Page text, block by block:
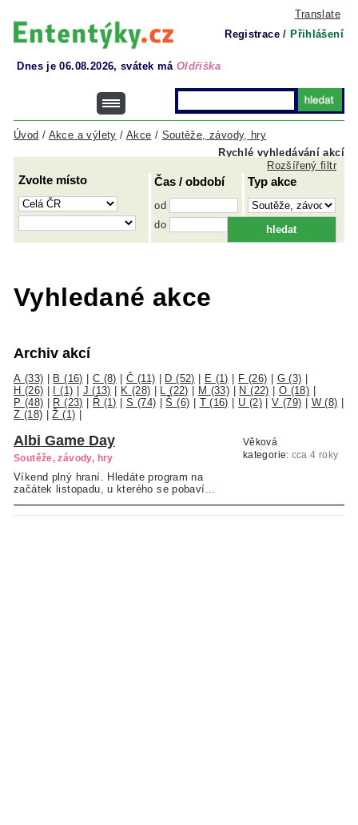
Translate
Registrace / Přihlášení
Dnes je 06.08.2026, svátek má Oldřiška
Rychlé vyhledávání akcí
Úvod / Akce a výlety / Akce / Soutěže, závody, hry
Zvolte místo Čas / období
od
do
Typ akce
Rozšířený filtr
Vyhledané akce
Archiv akcí
A (33) B (16) C (8) |Č (11) D (52) E (1) F (26) G (3)
H (26)
I (1) J (13) K (28) L (22) M (33) N (22) O (18)
P (48)
R (23) Ř (1) |S (74) |Š (6) T (16) U (2)|V (79) W (8)
Z (18) |Ž (1)
Albi Game Day
Soutěže, závody, hry
Víkend plný hraní. Hledáte program na
začátek listopadu, u kterého se pobaví...
Věková
kategorie: cca 4 roky